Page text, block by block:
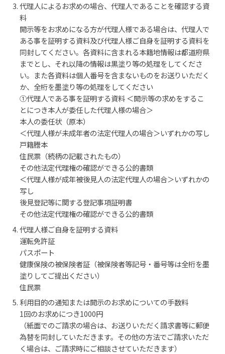
代理人によるお求めの場合、代理人であることを確認する資
料
開示等をお求めになる方が代理人様である場合は、代理人で
ある事を証明する資料及び代理人様ご自身を証明する資料を
同封してください。各資料に含まれる本籍地情報は都道府県
までとし、それ以降の情報は黒塗り等の処理をしてくださ
い。また各資料は個人番号を含まないものをお送りいただく
か、全桁を墨塗り等の処理をしてください
①代理人である事を証明する資料 ＜開示等の求めをするこ
とにつき本人が委任した代理人様の場合＞
本人の委任状（原本）
＜代理人様が未成年者の法定代理人の場合＞いずれかの写し
戸籍謄本
住民票（続柄の記載されたもの）
その他法定代理権の確認ができる公的書類
＜代理人様が成年被後見人の法定代理人の場合＞いずれかの
写し
後見登記等に関する登記事項証明書
その他法定代理権の確認ができる公的書類
代理人様ご自身を証明する資料
運転免許証
パスポート
健康保険の被保険者証（被保険者等記号・番号等は全桁を墨
塗りしてご提出ください）
住民票
利用目的の通知または開示のお求めについての手数料
1回のお求めにつき1000円
（紙面でのご請求の場合は、お送りいただく請求書等に郵便
為替を同封していただきます。その他の方法でご請求いただ
く場合は、ご請求時にご相談させていただきます）